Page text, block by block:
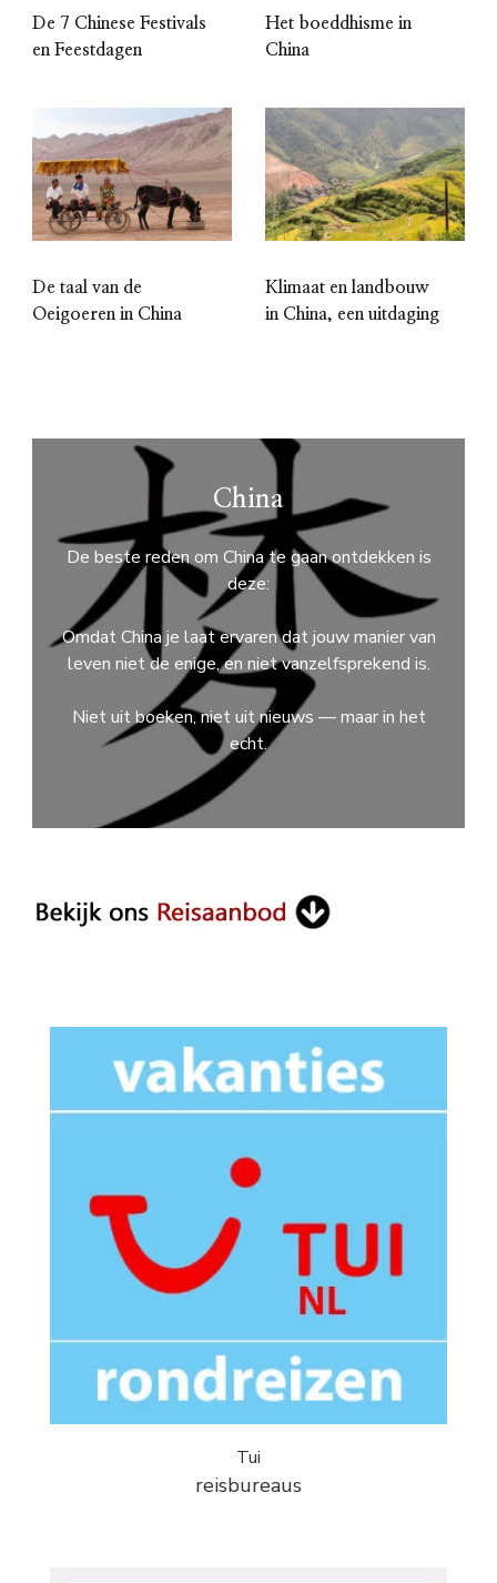
De 7 Chinese Festivals
en Feestdagen
Het boeddhisme in
China
De taal van de
Oeigoeren in China
Klimaat en landbouw
in China, een uitdaging
China
De beste reden om China te gaan ontdekken is
deze:
Omdat China je laat ervaren dat jouw manier van
leven niet de enige, en niet vanzelfsprekend is.
Niet uit boeken, niet uit nieuws — maar in het
echt.
Tui
reisbureaus